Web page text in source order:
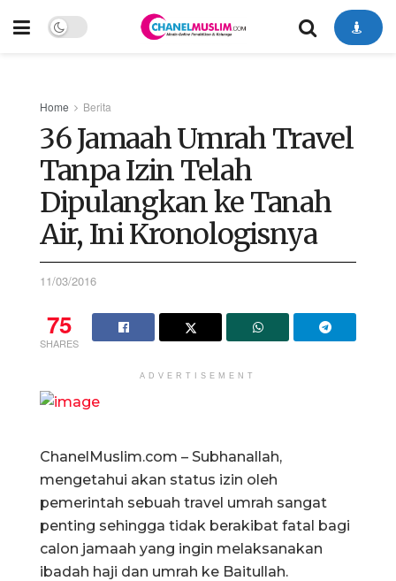
Home Berita
36 Jamaah Umrah Travel
Tanpa Izin Telah
Dipulangkan ke Tanah
Air, Ini Kronologisnya
11/03/2016
75
SHARES
ADVERTISEMENT
ChanelMuslim.com – Subhanallah,
mengetahui akan status izin oleh
pemerintah sebuah travel umrah sangat
penting sehingga tidak berakibat fatal bagi
calon jamaah yang ingin melaksanakan
ibadah haji dan umrah ke Baitullah.